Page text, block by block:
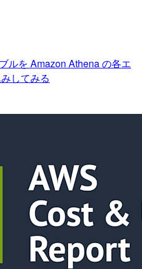
ルを Amazon Athena の各エ
してみる